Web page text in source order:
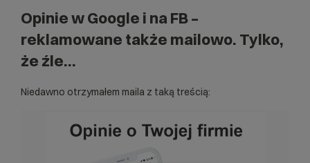
Opinie w Google i na FB –
reklamowane także mailowo. Tylko,
że źle…
Niedawno otrzymałem maila z taką treścią: